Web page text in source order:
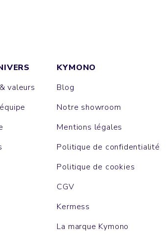
valeurs
KYMONO
Blog
Notre showroom
Mentions légales
Politique de confidentialité
Politique de cookies
CGV
Kermess
La marque Kymono